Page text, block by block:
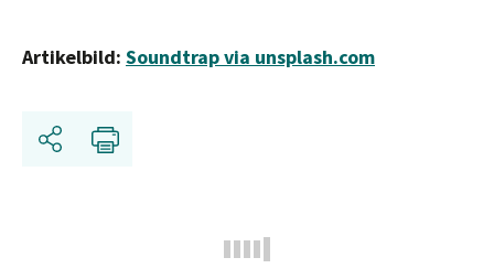
Artikelbild: Soundtrap via unsplash.com
Share